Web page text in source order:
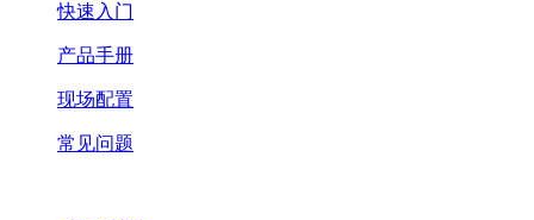
快速入门
产品手册
现场配置
常见问题